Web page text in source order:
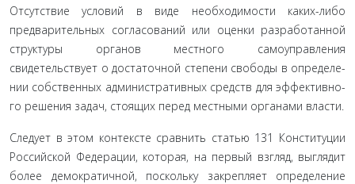
Отсутствие условий в виде необходи­мости каких-либо
предварительных согласований или оценки разработанной
структуры органов местного самоуправления
свидетельствует о достаточной степени свободы в определе­
нии собственных административных средств для эффективно­
го решения задач, стоящих перед местными органами власти.
Следует в этом контексте сравнить статью 131 Конститу­ции
Российской Федерации, которая, на первый взгляд, выгля­дит
более демократичной, поскольку закрепляет определение